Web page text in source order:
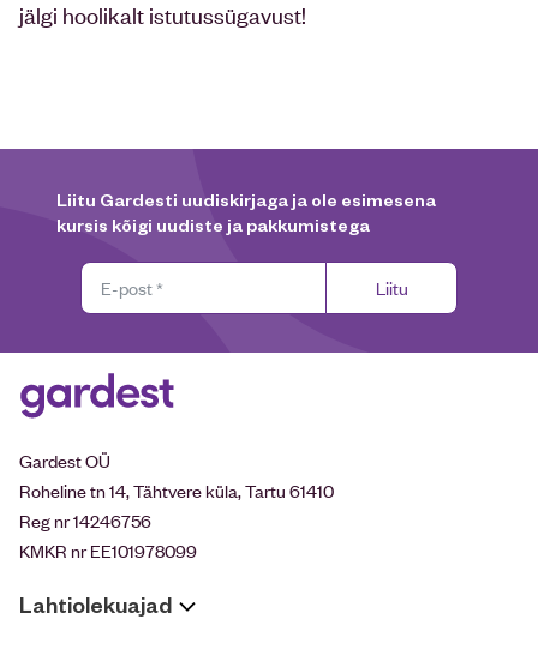
jälgi hoolikalt istutussügavust!
Liitu Gardesti uudiskirjaga ja ole esimesena
kursis kõigi uudiste ja pakkumistega
Liitu
Gardest OÜ
Roheline tn 14, Tähtvere küla, Tartu 61410
Reg nr 14246756
KMKR nr EE101978099
Lahtiolekuajad